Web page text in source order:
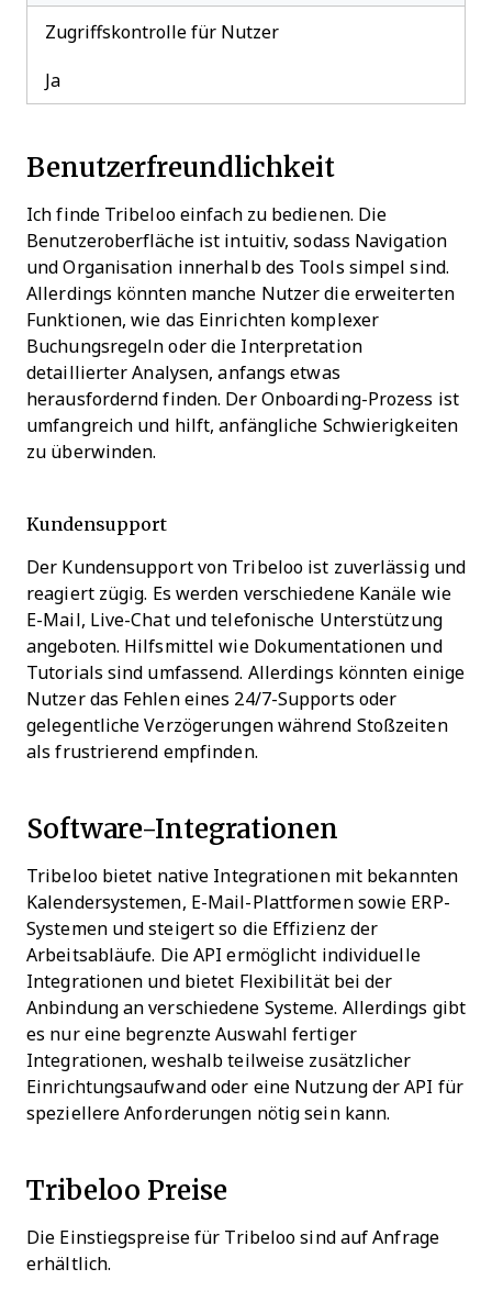
Zugriffskontrolle für Nutzer
Ja
Benutzerfreundlichkeit
Ich finde Tribeloo einfach zu bedienen. Die
Benutzeroberfläche ist intuitiv, sodass Navigation
und Organisation innerhalb des Tools simpel sind.
Allerdings könnten manche Nutzer die erweiterten
Funktionen, wie das Einrichten komplexer
Buchungsregeln oder die Interpretation
detaillierter Analysen, anfangs etwas
herausfordernd finden. Der Onboarding-Prozess ist
umfangreich und hilft, anfängliche Schwierigkeiten
zu überwinden.
Kundensupport
Der Kundensupport von Tribeloo ist zuverlässig und
reagiert zügig. Es werden verschiedene Kanäle wie
E-Mail, Live-Chat und telefonische Unterstützung
angeboten. Hilfsmittel wie Dokumentationen und
Tutorials sind umfassend. Allerdings könnten einige
Nutzer das Fehlen eines 24/7-Supports oder
gelegentliche Verzögerungen während Stoßzeiten
als frustrierend empfinden.
Software-Integrationen
Tribeloo bietet native Integrationen mit bekannten
Kalendersystemen, E-Mail-Plattformen sowie ERP-
Systemen und steigert so die Effizienz der
Arbeitsabläufe. Die API ermöglicht individuelle
Integrationen und bietet Flexibilität bei der
Anbindung an verschiedene Systeme. Allerdings gibt
es nur eine begrenzte Auswahl fertiger
Integrationen, weshalb teilweise zusätzlicher
Einrichtungsaufwand oder eine Nutzung der API für
speziellere Anforderungen nötig sein kann.
Tribeloo Preise
Die Einstiegspreise für Tribeloo sind auf Anfrage
erhältlich.